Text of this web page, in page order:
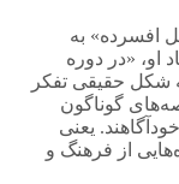
«عقل افسرده» به
او، «در دوره
شکل حقیقی تفکر
عرصه‌های گوناگون
یعنی
از فرهنگ و